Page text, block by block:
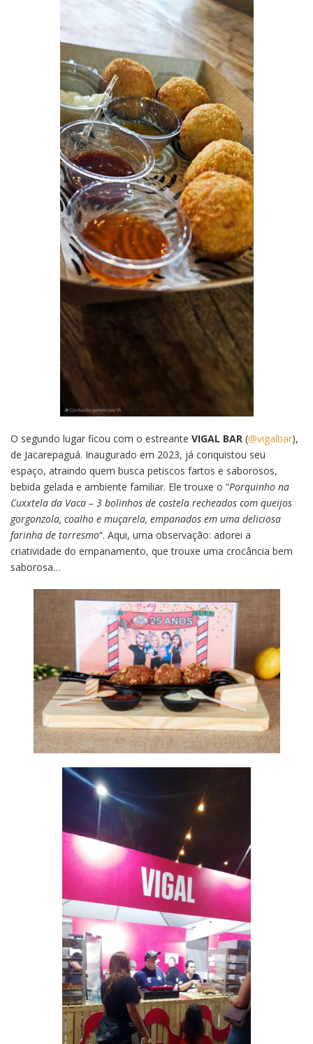
O segundo lugar ficou com o estreante VIGAL BAR (@vigalbar),
de Jacarepaguá. Inaugurado em 2023, já conquistou seu
espaço, atraindo quem busca petiscos fartos e saborosos,
bebida gelada e ambiente familiar. Ele trouxe o “Porquinho na
Cuxxtela da Vaca – 3 bolinhos de costela recheados com queijos
gorgonzola, coalho e muçarela, empanados em uma deliciosa
farinha de torresmo“. Aqui, uma observação: adorei a
criatividade do empanamento, que trouxe uma crocância bem
saborosa…